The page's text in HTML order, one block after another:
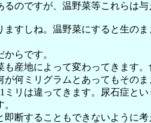
のですが、温野菜等これらは
すしね。温野菜にすると生の
らです。
産地によって変わってきます
何ミリグラムとあってもその
リは違ってきます。尿石症と
断することもできないように